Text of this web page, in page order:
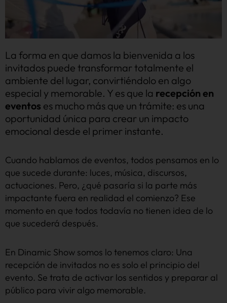
La forma en que damos la bienvenida a los
invitados puede transformar totalmente el
ambiente del lugar, convirtiéndolo en algo
especial y memorable. Y es que la recepción en
eventos es mucho más que un trámite: es una
oportunidad única para crear un impacto
emocional desde el primer instante.
Cuando hablamos de eventos, todos pensamos en lo
que sucede durante: luces, música, discursos,
actuaciones. Pero, ¿qué pasaría si la parte más
impactante fuera en realidad el comienzo? Ese
momento en que todos todavía no tienen idea de lo
que sucederá después.
En Dinamic Show somos lo tenemos claro: Una
recepción de invitados no es solo el principio del
evento. Se trata de activar los sentidos y preparar al
público para vivir algo memorable.